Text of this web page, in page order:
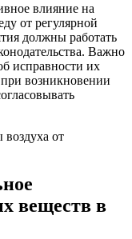
влияние на
от регулярной
должны работать
Важно
исправности их
возникновении
от
веществ в